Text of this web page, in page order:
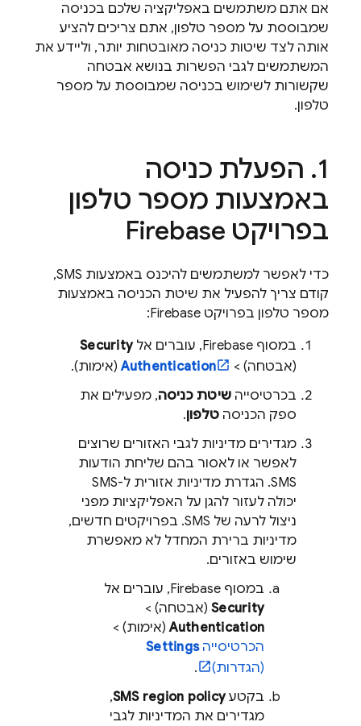
אם אתם משתמשים באפליקציה שלכם בכניסה
שמבוססת על מספר טלפון, אתם צריכים להציע
אותה לצד שיטות כניסה מאובטחות יותר, וליידע את
המשתמשים לגבי הפשרות בנושא אבטחה
שקשורות לשימוש בכניסה שמבוססת על מספר
טלפון.
הפעלת כניסה
באמצעות מספר טלפון
בפרויקט Firebase
כדי לאפשר למשתמשים להיכנס באמצעות SMS,
קודם צריך להפעיל את שיטת הכניסה באמצעות
מספר טלפון בפרויקט Firebase:
במסוף Firebase, עוברים אלSecurity
(אבטחה) >
Authentication(אימות).
בכרטיסייה שיטת כניסה, מפעילים את
ספק הכניסה טלפון.
מגדירים מדיניות לגבי האזורים שרוצים
לאפשר או לאסור בהם שליחת הודעות
SMS. הגדרת מדיניות אזורית ל-SMS
יכולה לעזור להגן על האפליקציות מפני
ניצול לרעה של SMS. בפרויקטים חדשים,
מדיניות ברירת המחדל לא מאפשרת
שימוש באזורים.
במסוף Firebase, עוברים אל
Security (אבטחה) >
Authentication(אימות) >
הכרטיסייהSettings
(הגדרות)
.
בקטעSMS region policy
,
מגדירים את המדיניות לגבי